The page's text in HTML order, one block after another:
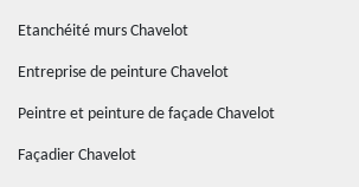
Etanchéité murs Chavelot
Entreprise de peinture Chavelot
Peintre et peinture de façade Chavelot
Façadier Chavelot